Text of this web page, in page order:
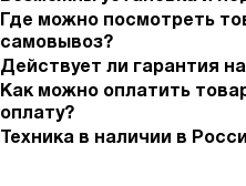
Где можно посмотреть
самовывоз?
Действует ли гарантия
Как можно оплатить
оплату?
Техника в наличии в